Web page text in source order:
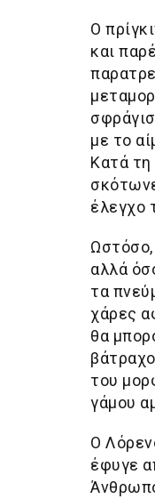
Ο
και
με το
Κατά τη
έλεγχο
αλλά
τα
χάρες
θα
του
γάμου
Ο
έφυγε